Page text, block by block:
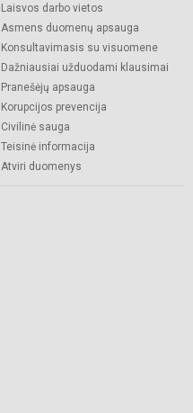
Laisvos darbo vietos
Asmens duomenų apsauga
Konsultavimasis su visuomene
Dažniausiai užduodami klausimai
Pranešėjų apsauga
Korupcijos prevencija
Civilinė sauga
Teisinė informacija
Atviri duomenys